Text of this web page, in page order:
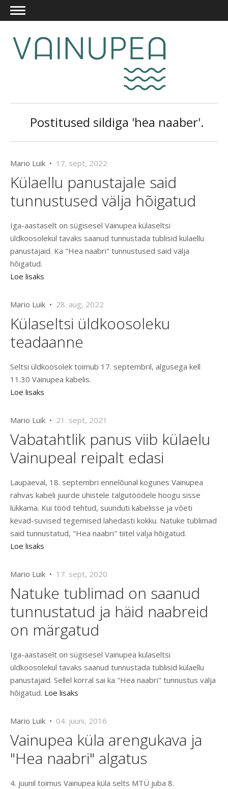
Postitused sildiga 'hea naaber'.
Mario Luik • 17. sept, 2022
Külaellu panustajale said
tunnustused välja hõigatud
Iga-aastaselt on sügisesel Vainupea külaseltsi
üldkoosolekul tavaks saanud tunnustada tublisid külaellu
panustajaid. Ka "Hea naabri" tunnustused said välja
hõigatud.
Loe lisaks
Mario Luik • 28. aug, 2022
Külaseltsi üldkoosoleku
teadaanne
Seltsi üldkoosolek toimub 17. septembril, algusega kell
11.30 Vainupea kabelis.
Loe lisaks
Mario Luik • 21. sept, 2021
Vabatahtlik panus viib külaelu
Vainupeal reipalt edasi
Laupäeval, 18. septembri ennelõunal kogunes Vainupea
rahvas kabeli juurde ühistele talgutöödele hoogu sisse
lükkama. Kui tööd tehtud, suunduti kabelisse ja võeti
kevad-suvised tegemised lahedasti kokku. Natuke tublimad
said tunnustatud, "Hea naabri" tiitel välja hõigatud.
Loe lisaks
Mario Luik • 17. sept, 2020
Natuke tublimad on saanud
tunnustatud ja häid naabreid
on märgatud
Iga-aastaselt on sügisesel Vainupea külaseltsi
üldkoosolekul tavaks saanud tunnustada tublisid külaellu
panustajaid. Sellel korral sai ka "Hea naabri" tunnustus välja
hõigatud. Loe lisaks
Mario Luik • 04. juuni, 2016
Vainupea küla arengukava ja
"Hea naabri" algatus
4. juunil toimus Vainupea küla selts MTÜ juba 8.